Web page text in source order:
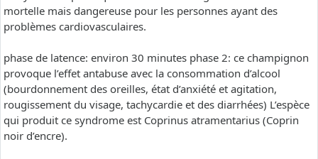
mortelle mais dangereuse pour les personnes ayant des
problèmes cardiovasculaires.
phase de latence: environ 30 minutes phase 2: ce champignon
provoque l’effet antabuse avec la consommation d’alcool
(bourdonnement des oreilles, état d’anxiété et agitation,
rougissement du visage, tachycardie et des diarrhées) L’espèce
qui produit ce syndrome est Coprinus atramentarius (Coprin
noir d’encre).